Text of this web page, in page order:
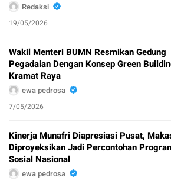
Redaksi
19/05/2026
Wakil Menteri BUMN Resmikan Gedung
Pegadaian Dengan Konsep Green
Kramat Raya
ewa pedrosa
7/05/2026
Kinerja Munafri Diapresiasi Pusat,
Diproyeksikan Jadi Percontohan
Sosial Nasional
ewa pedrosa